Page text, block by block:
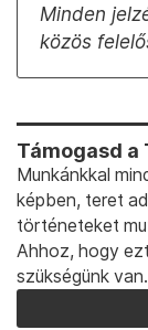
Minden
közös
Támogasd
Munkánkkal
képben, teret
történeteket
Ahhoz, hogy
szükségünk van.